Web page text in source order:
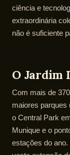
ciência e
extraordinária
não é suficiente
O Jardim
Com mais de
maiores
o Central Park
Munique e o
estações do